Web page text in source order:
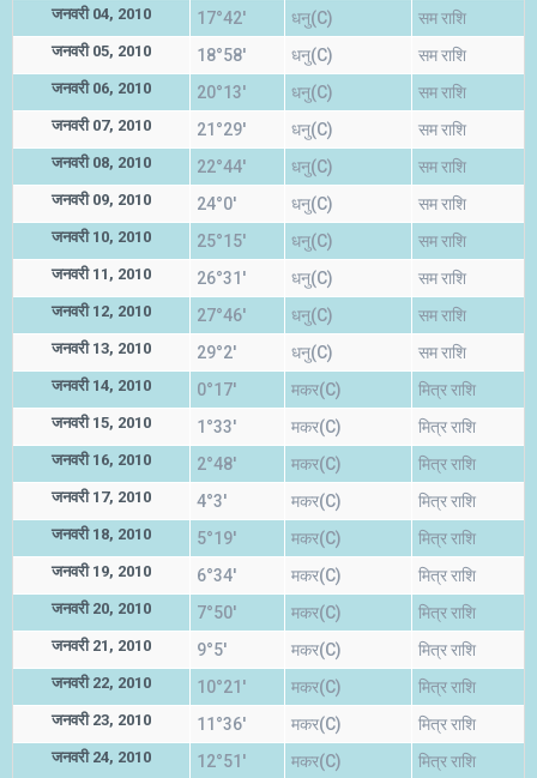
जनवरी 04, 2010 17°42' धनु(C) सम राशि
जनवरी 05, 2010 18°58' धनु(C) सम राशि
जनवरी 06, 2010 20°13' धनु(C) सम राशि
जनवरी 07, 2010 21°29' धनु(C) सम राशि
जनवरी 08, 2010 22°44' धनु(C) सम राशि
जनवरी 09, 2010 24°0' धनु(C) सम राशि
जनवरी 10, 2010 25°15' धनु(C) सम राशि
जनवरी 11, 2010 26°31' धनु(C) सम राशि
जनवरी 12, 2010 27°46' धनु(C) सम राशि
जनवरी 13, 2010 29°2' धनु(C) सम राशि
जनवरी 14, 2010 0°17' मकर(C) मित्र राशि
जनवरी 15, 2010 1°33' मकर(C) मित्र राशि
जनवरी 16, 2010 2°48' मकर(C) मित्र राशि
जनवरी 17, 2010 4°3' मकर(C) मित्र राशि
जनवरी 18, 2010 5°19' मकर(C) मित्र राशि
जनवरी 19, 2010 6°34' मकर(C) मित्र राशि
जनवरी 20, 2010 7°50' मकर(C) मित्र राशि
जनवरी 21, 2010 9°5' मकर(C) मित्र राशि
जनवरी 22, 2010 10°21' मकर(C) मित्र राशि
जनवरी 23, 2010 11°36' मकर(C) मित्र राशि
जनवरी 24, 2010 12°51' मकर(C) मित्र राशि